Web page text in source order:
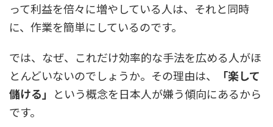
って利益を倍々に増やしている人は、それと同時
に、作業を簡単にしているのです。
では、なぜ、これだけ効率的な手法を広める人がほ
とんどいないのでしょうか。その理由は、
「楽して
儲ける」 という概念を日本人が嫌う傾向にあるから
です。